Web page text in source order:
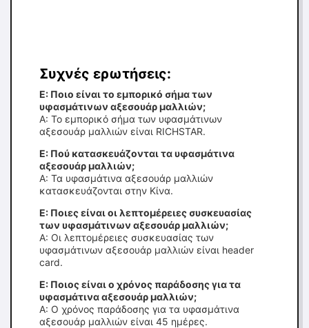
Συχνές ερωτήσεις:
Ε: Ποιο είναι το εμπορικό σήμα των
υφασμάτινων αξεσουάρ μαλλιών;
Α: Το εμπορικό σήμα των υφασμάτινων
αξεσουάρ μαλλιών είναι RICHSTAR.
Ε: Πού κατασκευάζονται τα υφασμάτινα
αξεσουάρ μαλλιών;
Α: Τα υφασμάτινα αξεσουάρ μαλλιών
κατασκευάζονται στην Κίνα.
Ε: Ποιες είναι οι λεπτομέρειες συσκευασίας
των υφασμάτινων αξεσουάρ μαλλιών;
Α: Οι λεπτομέρειες συσκευασίας των
υφασμάτινων αξεσουάρ μαλλιών είναι header
card.
Ε: Ποιος είναι ο χρόνος παράδοσης για τα
υφασμάτινα αξεσουάρ μαλλιών;
Α: Ο χρόνος παράδοσης για τα υφασμάτινα
αξεσουάρ μαλλιών είναι 45 ημέρες.